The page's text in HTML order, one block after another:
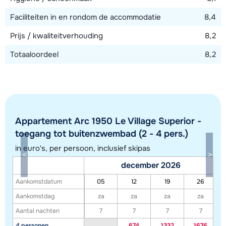
Toon alle accommodaties in dit gebied
exacte locatie kan enigszins afwijken.
Faciliteiten in en rondom de accommodatie
8,4
Prijs / kwaliteitverhouding
8,2
Totaaloordeel
8,2
Appartement Arc 1950 Le Village Superior -
toegang tot buitenzwembad (2 - 4 pers.)
in euro's, per persoon, inclusief skipas
Aankomstdatum
Aankomstdag
Aantal nachten
december 2026
05 12 19
26
za
za za
za
7
7 7
7